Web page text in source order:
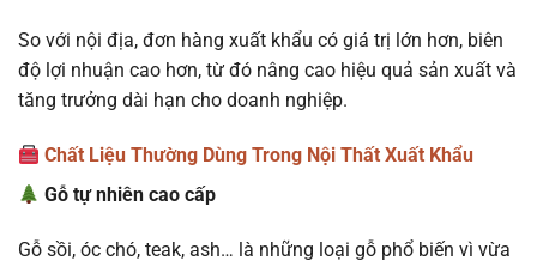
So với nội địa, đơn hàng xuất khẩu có giá trị lớn hơn, biên
độ lợi nhuận cao hơn, từ đó nâng cao hiệu quả sản xuất và
tăng trưởng dài hạn cho doanh nghiệp.
Chất Liệu Thường Dùng Trong Nội Thất Xuất Khẩu
Gỗ tự nhiên cao cấp
Gỗ sồi, óc chó, teak, ash… là những loại gỗ phổ biến vì vừa